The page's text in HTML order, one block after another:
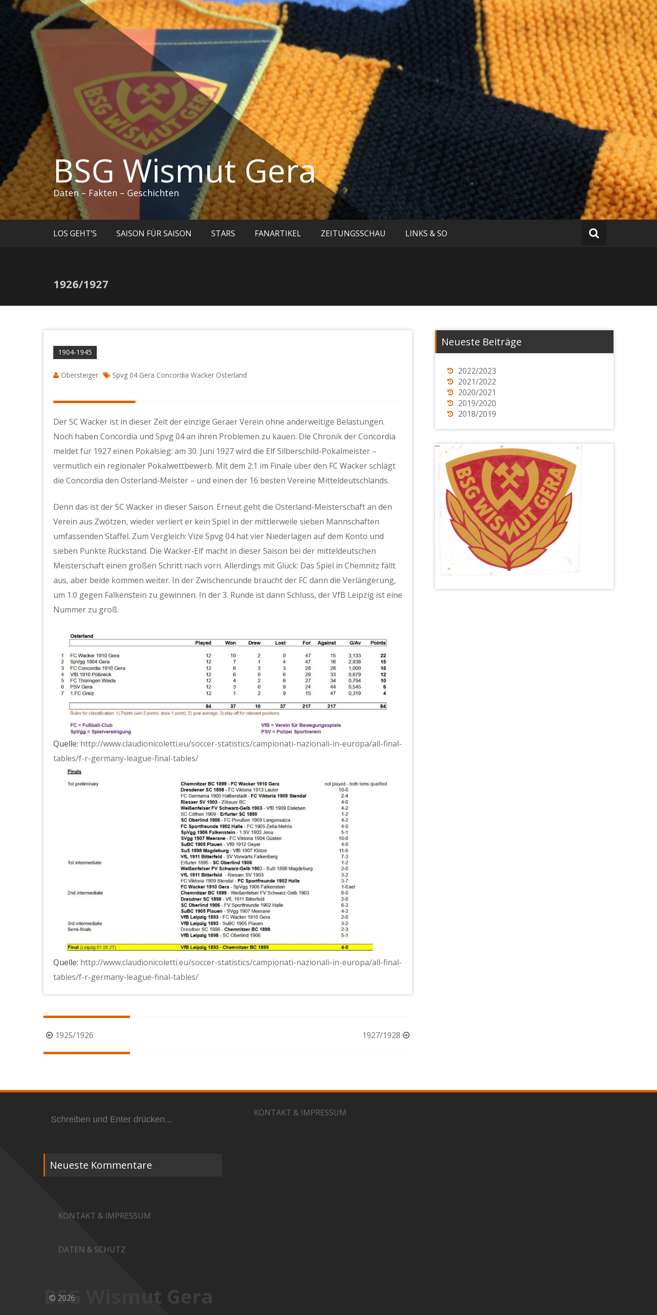
Zum
springen
BSG Wismut Gera
Daten – Fakten – Geschichten
LOS GEHT’S SAISON FÜR SAISON STARS FANARTIKEL ZEITUNGSSCHAU LINKS & SO
1926/1927
1904-1945
Obersteiger Spvg 04 Gera Concordia Wacker Osterland
Der SC Wacker ist in dieser Zeit der einzige Geraer Verein ohne anderweitige Belastungen.
Noch haben Concordia und Spvg 04 an ihren Problemen zu kauen. Die Chronik der Concordia
meldet für 1927 einen Pokalsieg: am 30. Juni 1927 wird die Elf Silberschild-Pokalmeister –
vermutlich ein regionaler Pokalwettbewerb. Mit dem 2:1 im Finale über den FC Wacker schlägt
die Concordia den Osterland-Meister – und einen der 16 besten Vereine Mitteldeutschlands.
Denn das ist der SC Wacker in dieser Saison. Erneut geht die Osterland-Meisterschaft an den
Verein aus Zwötzen, wieder verliert er kein Spiel in der mittlerweile sieben Mannschaften
umfassenden Staffel. Zum Vergleich: Vize Spvg 04 hat vier Niederlagen auf dem Konto und
sieben Punkte Rückstand. Die Wacker-Elf macht in dieser Saison bei der mitteldeutschen
Meisterschaft einen großen Schritt nach vorn. Allerdings mit Glück: Das Spiel in Chemnitz fällt
aus, aber beide kommen weiter. In der Zwischenrunde braucht der FC dann die Verlängerung,
um 1:0 gegen Falkenstein zu gewinnen. In der 3. Runde ist dann Schluss, der VfB Leipzig ist eine
Nummer zu groß.
Quelle: http://www.claudionicoletti.eu/soccer-statistics/campionati-nazionali-in-europa/all-final-
tables/f-r-germany-league-final-tables/
Quelle: http://www.claudionicoletti.eu/soccer-statistics/campionati-nazionali-in-europa/all-final-
tables/f-r-germany-league-final-tables/
Beitragsnavigation
1925/1926 1927/1928
Neueste Beiträge
2022/2023
2021/2022
2020/2021
2019/2020
2018/2019
nach:
Neueste Kommentare
KONTAKT & IMPRESSUM
DATEN & SCHUTZ
KONTAKT & IMPRESSUM
BSG Wismut Gera
© 2026